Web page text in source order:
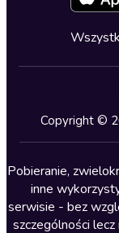
Kryminały
Lektury szkolne
Literatura
Literatura faktu
Literatura
Cykle
Copyright ©
Pobieranie,
inne
serwisie - bez
szczególności lecz